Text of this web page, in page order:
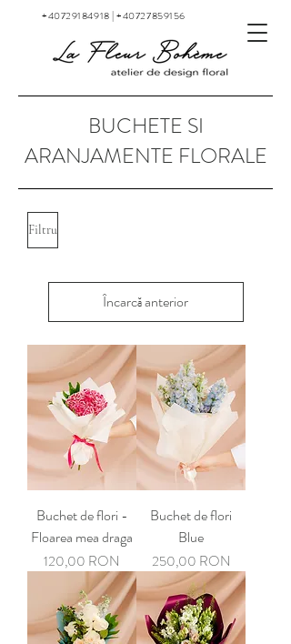
+40729184918|+40727859156
BUCHETE SI
ARANJAMENTE FLORALE
Filtru
Încarcă anterior
Buchet de flori -
Floarea mea draga
Preț
120,00 RON
Buchet de flori
Blue
Preț
250,00 RON